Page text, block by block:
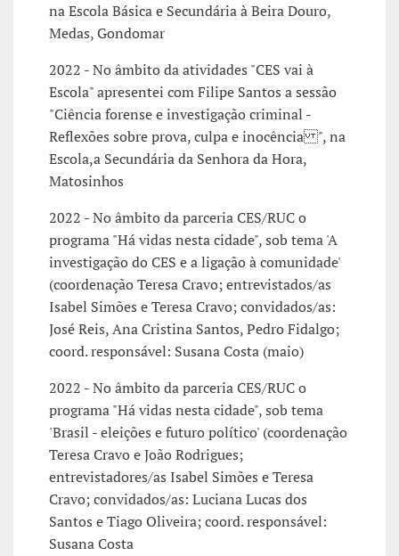
na Escola Básica e Secundária à Beira Douro,
Medas, Gondomar
2022 - No âmbito da atividades "CES vai à
Escola" apresentei com Filipe Santos a sessão
"Ciência forense e investigação criminal -
Reflexões sobre prova, culpa e inocência ", na
Escola,a Secundária da Senhora da Hora,
Matosinhos
2022 - No âmbito da parceria CES/RUC o
programa "Há vidas nesta cidade", sob tema 'A
investigação do CES e a ligação à comunidade'
(coordenação Teresa Cravo; entrevistados/as
Isabel Simões e Teresa Cravo; convidados/as:
José Reis, Ana Cristina Santos, Pedro Fidalgo;
coord. responsável: Susana Costa (maio)
2022 - No âmbito da parceria CES/RUC o
programa "Há vidas nesta cidade", sob tema
'Brasil - eleições e futuro político' (coordenação
Teresa Cravo e João Rodrigues;
entrevistadores/as Isabel Simões e Teresa
Cravo; convidados/as: Luciana Lucas dos
Santos e Tiago Oliveira; coord. responsável:
Susana Costa